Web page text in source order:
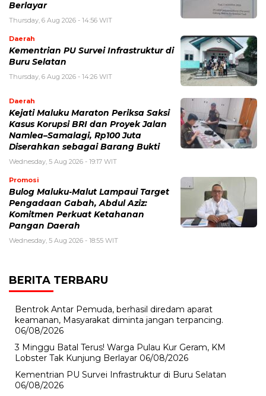
Berlayar
Thursday, 6 Aug 2026 - 14:56 WIT
Daerah
Kementrian PU Survei Infrastruktur di
Buru Selatan
Thursday, 6 Aug 2026 - 14:26 WIT
Daerah
Kejati Maluku Maraton Periksa Saksi
Kasus Korupsi BRI dan Proyek Jalan
Namlea–Samalagi, Rp100 Juta
Diserahkan sebagai Barang Bukti
Wednesday, 5 Aug 2026 - 19:17 WIT
Promosi
Bulog Maluku-Malut Lampaui Target
Pengadaan Gabah, Abdul Aziz:
Komitmen Perkuat Ketahanan
Pangan Daerah
Wednesday, 5 Aug 2026 - 18:55 WIT
BERITA TERBARU
Bentrok Antar Pemuda, berhasil diredam aparat
keamanan, Masyarakat diminta jangan terpancing.
06/08/2026
3 Minggu Batal Terus! Warga Pulau Kur Geram, KM
Lobster Tak Kunjung Berlayar 06/08/2026
Kementrian PU Survei Infrastruktur di Buru Selatan
06/08/2026